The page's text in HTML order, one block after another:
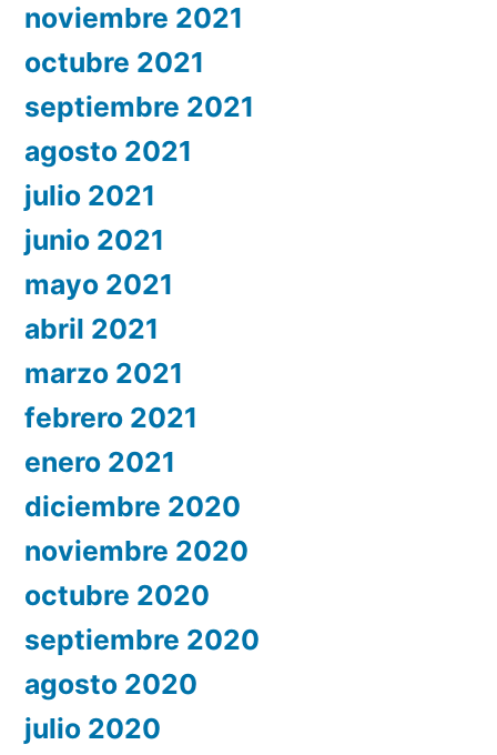
noviembre 2021
octubre 2021
septiembre 2021
agosto 2021
julio 2021
junio 2021
mayo 2021
abril 2021
marzo 2021
febrero 2021
enero 2021
diciembre 2020
noviembre 2020
octubre 2020
septiembre 2020
agosto 2020
julio 2020